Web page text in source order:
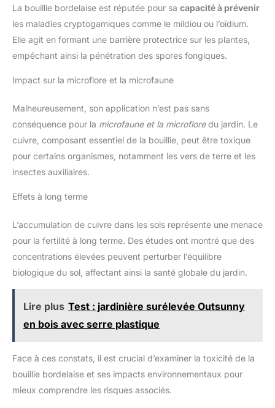
La bouillie bordelaise est réputée pour sa capacité à prévenir
les maladies cryptogamiques comme le mildiou ou l’oïdium.
Elle agit en formant une barrière protectrice sur les plantes,
empêchant ainsi la pénétration des spores fongiques.
Impact sur la microflore et la microfaune
Malheureusement, son application n’est pas sans
conséquence pour la microfaune et la microfloredu jardin. Le
cuivre, composant essentiel de la bouillie, peut être toxique
pour certains organismes, notamment les vers de terre et les
insectes auxiliaires.
Effets à long terme
L’accumulation de cuivre dans les sols représente une menace
pour la fertilité à long terme. Des études ont montré que des
concentrations élevées peuvent perturber l’équilibre
biologique du sol, affectant ainsi la santé globale du jardin.
Lire plus Test : jardinière surélevée Outsunny
en bois avec serre plastique
Face à ces constats, il est crucial d’examiner la toxicité de la
bouillie bordelaise et ses impacts environnementaux pour
mieux comprendre les risques associés.